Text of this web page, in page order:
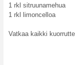
1 rkl sitruunamehua
1 rkl limoncelloa
Vatkaa kaikki